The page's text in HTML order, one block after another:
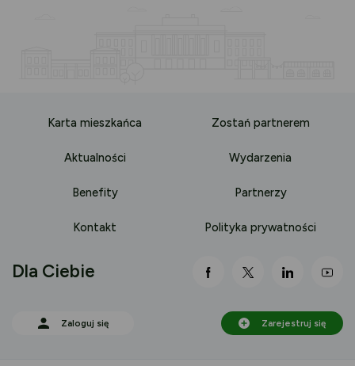
Karta mieszkańca Zostań partnerem
Aktualności Wydarzenia
Benefity Partnerzy
Kontakt Polityka prywatności
link otwiera się nowej
link otwiera się
link
Dla Ciebie
Zaloguj się Zarejestruj się